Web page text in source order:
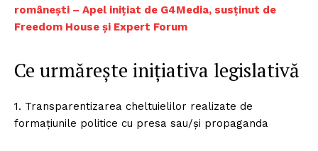
românești – Apel inițiat de G4Media, susținut de
Freedom House și Expert Forum
Ce urmărește inițiativa legislativă
1. Transparentizarea cheltuielilor realizate de
formațiunile politice cu presa sau/și propaganda